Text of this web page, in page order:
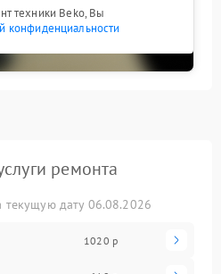
техники Beko, Вы
конфиденциальности
ремонта
текущую дату 06.08.2026
1020 р